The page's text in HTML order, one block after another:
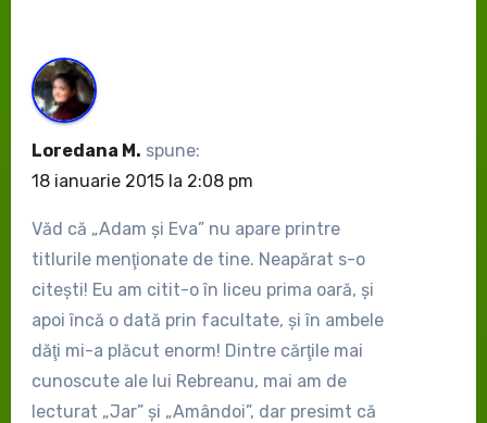
Loredana M. spune:
18 ianuarie 2015 la 2:08 pm
Văd că „Adam şi Eva” nu apare printre
titlurile menţionate de tine. Neapărat s-o
citeşti! Eu am citit-o în liceu prima oară, şi
apoi încă o dată prin facultate, şi în ambele
dăţi mi-a plăcut enorm! Dintre cărţile mai
cunoscute ale lui Rebreanu, mai am de
lecturat „Jar” şi „Amândoi”, dar presimt că